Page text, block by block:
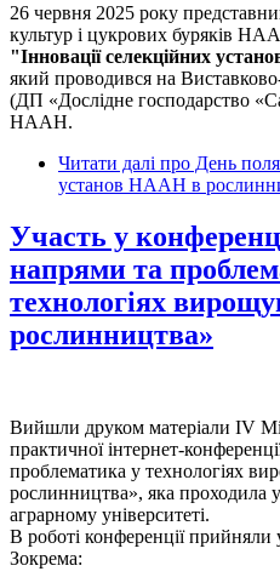
26 червня 2025 року
культур і цукрових буряків
"Інновації селекційних
який проводився на
(ДП «Дослідне господарство
НААН.
Читати далі про День поля
установ НААН в
Участь у
напрями та
технологіях
рослинництва»
Вийшли друком матеріали IV
практичної інтернет-
проблематика у технологіях
рослинництва», яка проходила
аграрному університеті.
В роботі конференції прийняли
Зокрема: